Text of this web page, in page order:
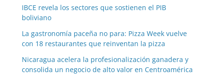
IBCE revela los sectores que sostienen el PIB
boliviano
La gastronomía paceña no para: Pizza Week vuelve
con 18 restaurantes que reinventan la pizza
Nicaragua acelera la profesionalización ganadera y
consolida un negocio de alto valor en Centroamérica